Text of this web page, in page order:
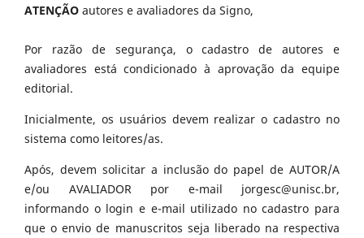
ATENÇÃO autores e avaliadores da Signo,
Por razão de segurança, o cadastro de autores e
avaliadores está condicionado à aprovação da equipe
editorial.
Inicialmente, os usuários devem realizar o cadastro no
sistema como leitores/as.
Após, devem solicitar a inclusão do papel de AUTOR/A
e/ou AVALIADOR por e-mail jorgesc@unisc.br,
informando o login e e-mail utilizado no cadastro para
que o envio de manuscritos seja liberado na respectiva